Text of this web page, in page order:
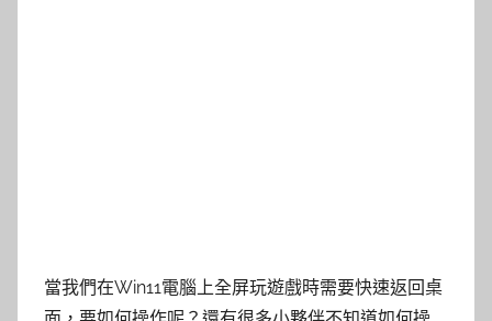
當我們在Win11電腦上全屏玩遊戲時需要快速返回桌